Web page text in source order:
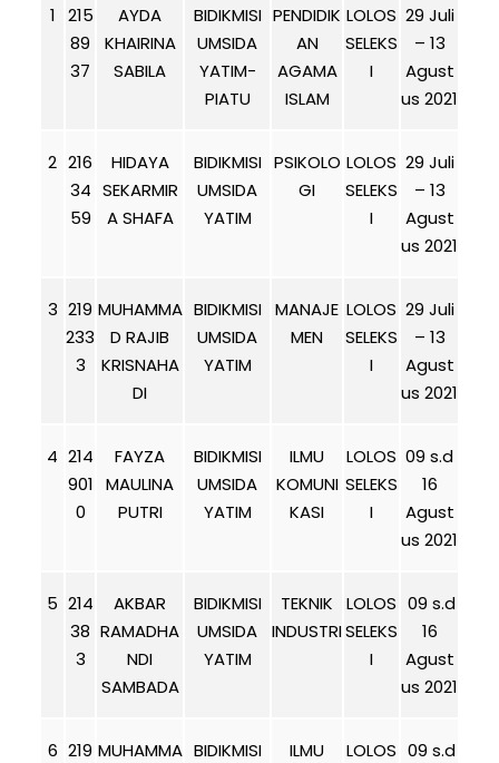
1 215
89
37
AYDA
KHAIRINA
SABILA
BIDIKMISI
UMSIDA
YATIM-
PIATU
PENDIDIK
AN
AGAMA
ISLAM
LOLOS
SELEKS
I
29 Juli
– 13
Agust
us 2021
2 216
34
59
HIDAYA
SEKARMIR
A SHAFA
BIDIKMISI
UMSIDA
YATIM
PSIKOLO
GI
LOLOS
SELEKS
I
29 Juli
– 13
Agust
us 2021
3 219
233
3
MUHAMMA
D RAJIB
KRISNAHA
DI
BIDIKMISI
UMSIDA
YATIM
MANAJE
MEN
LOLOS
SELEKS
I
29 Juli
– 13
Agust
us 2021
4 214
901
0
FAYZA
MAULINA
PUTRI
BIDIKMISI
UMSIDA
YATIM
ILMU
KOMUNI
KASI
LOLOS
SELEKS
I
09 s.d
16
Agust
us 2021
5 214
38
3
AKBAR
RAMADHA
NDI
SAMBADA
BIDIKMISI
UMSIDA
YATIM
TEKNIK
INDUSTRI
LOLOS
SELEKS
I
09 s.d
16
Agust
us 2021
6 219 MUHAMMA BIDIKMISI
ILMU
LOLOS 09 s.d